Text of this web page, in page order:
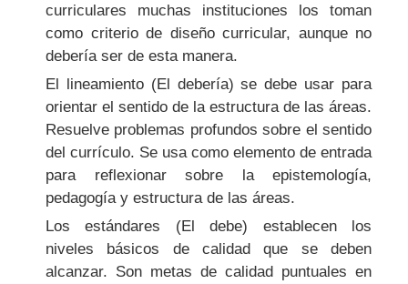
curriculares muchas instituciones los toman
como criterio de diseño curricular, aunque no
debería ser de esta manera.
El lineamiento (El debería) se debe usar para
orientar el sentido de la estructura de las áreas.
Resuelve problemas profundos sobre el sentido
del currículo. Se usa como elemento de entrada
para reflexionar sobre la epistemología,
pedagogía y estructura de las áreas.
Los estándares (El debe) establecen los
niveles básicos de calidad que se deben
alcanzar. Son metas de calidad puntuales en